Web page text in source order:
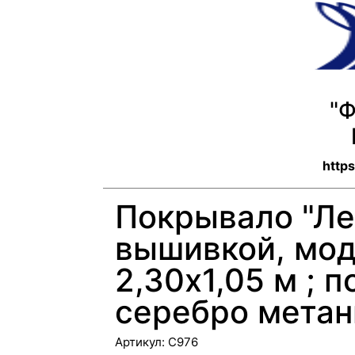
Покрывало
вышивкой,
2,30х1,05 м ;
серебро
Артикул: С976